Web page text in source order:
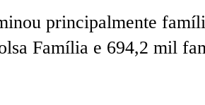
principalmente
Família e 694,2 mil